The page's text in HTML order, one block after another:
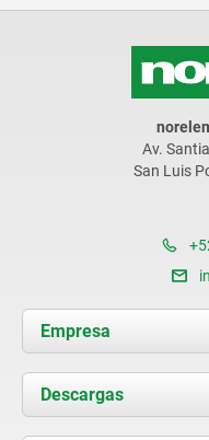
Av.
San Luis
Empresa
Acerca de nosotros
Novedades
Descargas